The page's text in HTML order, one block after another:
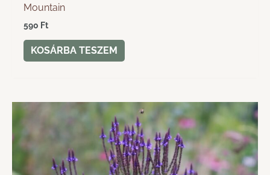
Mountain
590 Ft
KOSÁRBA TESZEM